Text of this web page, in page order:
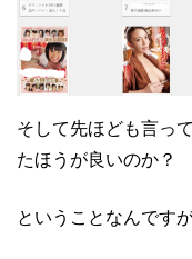
そして先ほども言っ
たほうが良いのか？
ということなんです